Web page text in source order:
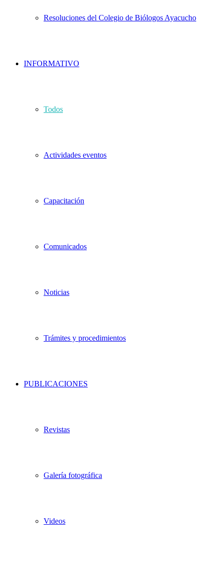
Resoluciones del Colegio de Biólogos Ayacucho
INFORMATIVO
Todos
Actividades eventos
Capacitación
Comunicados
Noticias
Trámites y procedimientos
PUBLICACIONES
Revistas
Galería fotográfica
Videos